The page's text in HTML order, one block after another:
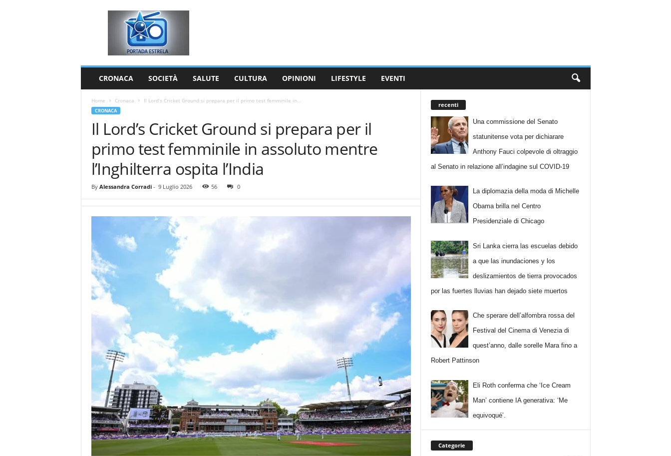
CRONACA SOCIETÀ SALUTE CULTURA OPINIONI LIFESTYLE EVENTI
Home Cronaca Il Lord’s Cricket Ground si prepara per il primo test femminile in...
CRONACA
Il Lord’s Cricket Ground si prepara per il
primo test femminile in assoluto mentre
l’Inghilterra ospita l’India
By Alessandra Corradi- 9 Luglio 2026 56 0
recenti
Una commissione del Senato
statunitense vota per dichiarare
Anthony Fauci colpevole di oltraggio
al Senato in relazione all’indagine sul COVID-19
La diplomazia della moda di Michelle
Obama brilla nel Centro
Presidenziale di Chicago
Sri Lanka cierra las escuelas debido
a que las inundaciones y los
deslizamientos de tierra provocados
por las fuertes lluvias han dejado siete muertos
Che sperare dell’alfombra rossa del
Festival del Cinema di Venezia di
quest’anno, dalle sorelle Mara fino a
Robert Pattinson
Eli Roth conferma che ‘Ice Cream
Man’ contiene IA generativa: ‘Me
equivoqué’.
Categorie